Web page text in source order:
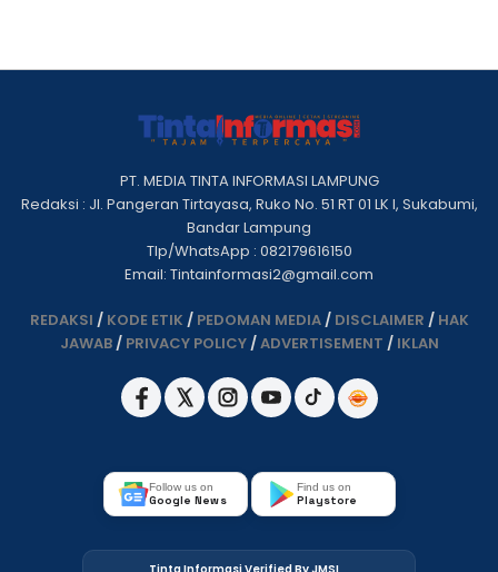
PT. MEDIA TINTA INFORMASI LAMPUNG
Redaksi : Jl. Pangeran Tirtayasa, Ruko No. 51 RT 01 LK I, Sukabumi,
Bandar Lampung
Tlp/WhatsApp : 082179616150
Email: Tintainformasi2@gmail.com
REDAKSI / KODE ETIK / PEDOMAN MEDIA/ DISCLAIMER / HAK
JAWAB/ PRIVACY POLICY/ADVERTISEMENT / IKLAN
Follow us on
Google News
Find us on
Playstore